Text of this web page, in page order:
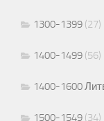
1300-1399 (27)
1400-1499 (56)
1400-1600
1500-1549 (34)